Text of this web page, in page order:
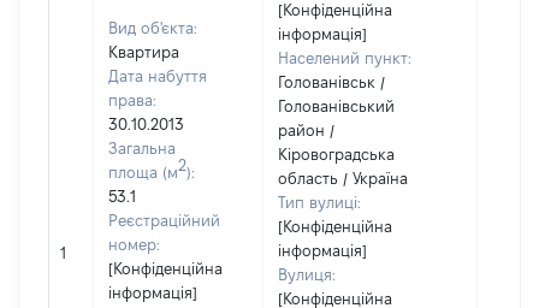
1
Вид об'єкта:
Квартира
Дата набуття
права:
30.10.2013
Загальна
площа (м2):
53.1
Реєстраційний
номер:
[Конфіденційна
інформація]
[Конфіденційна
інформація]
Населений пункт:
Голованівськ /
Голованівський
район /
Кіровоградська
область / Україна
Тип вулиці:
[Конфіденційна
інформація]
Вулиця:
[Конфіденційна